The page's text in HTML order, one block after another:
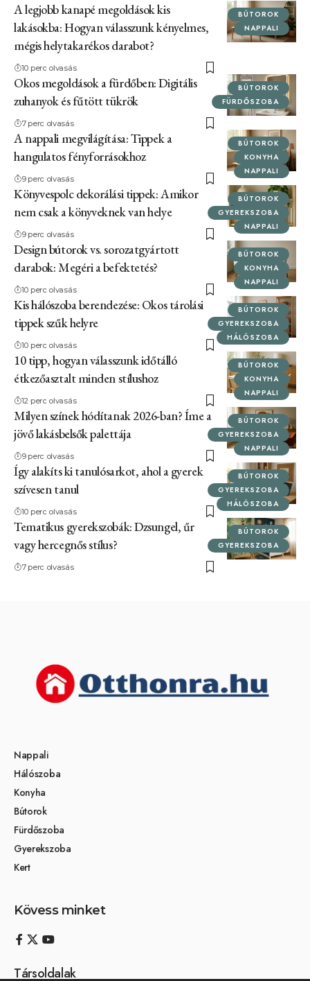
BÚTOROK
NAPPALI
A legjobb kanapé megoldások kis
lakásokba: Hogyan válasszunk kényelmes,
mégis helytakarékos darabot?
10 perc olvasás
BÚTOROK
FÜRDŐSZOBA
Okos megoldások a fürdőben: Digitális
zuhanyok és fűtött tükrök
7 perc olvasás
BÚTOROK
KONYHA
NAPPALI
A nappali megvilágítása: Tippek a
hangulatos fényforrásokhoz
9 perc olvasás
BÚTOROK
GYEREKSZOBA
NAPPALI
Könyvespolc dekorálási tippek: Amikor
nem csak a könyveknek van helye
9 perc olvasás
BÚTOROK
KONYHA
NAPPALI
Design bútorok vs. sorozatgyártott
darabok: Megéri a befektetés?
10 perc olvasás
BÚTOROK
GYEREKSZOBA
HÁLÓSZOBA
Kis hálószoba berendezése: Okos tárolási
tippek szűk helyre
10 perc olvasás
BÚTOROK
KONYHA
NAPPALI
10 tipp, hogyan válasszunk időtálló
étkezőasztalt minden stílushoz
12 perc olvasás
BÚTOROK
GYEREKSZOBA
NAPPALI
Milyen színek hódítanak 2026-ban? Íme a
jövő lakásbelsők palettája
9 perc olvasás
BÚTOROK
GYEREKSZOBA
HÁLÓSZOBA
Így alakíts ki tanulósarkot, ahol a gyerek
szívesen tanul
10 perc olvasás
BÚTOROK
GYEREKSZOBA
Tematikus gyerekszobák: Dzsungel, űr
vagy hercegnős stílus?
7 perc olvasás
Nappali
Hálószoba
Konyha
Bútorok
Fürdőszoba
Gyerekszoba
Kert
Kövess minket
Társoldalak